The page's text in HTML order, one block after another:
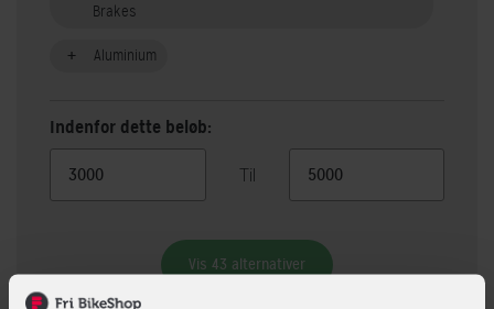
Brakes
Aluminium
Indenfor dette beløb:
Til
Vis 43 alternativer